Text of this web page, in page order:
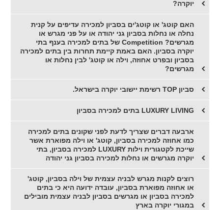
יוקרה?
האם קוטג' או קוטג'ים בסביון למכירה עדיפים על קנית
נחלה או נחלות בסביון גני יהודה או על פני מגרש או
מגרשים? Competition של בתים למכירה בענף בתי
יוקרה בסביון. האם באמת קיימת תחרות בין בתים למכירה
בסביון ובפרט אחוזה, וילה או קוטג' לבין נחלות או
מגרשים?
סביון TOP רשימת יישובי יוקרה בישראל.
LUXURY LIVING בתים למכירה בסביון
ארבעה דברים שצריך לדעת לפני שקונים בתים למכירה
כמו אחוזה למכירה בסביון, קוטג' או וילה מפוארת אשר
שייכת לקטגורית וילות LUXURY למכירה בסביון, בתי
יוקרה מגרשים או נחלות למכירה בסביון גני יהודה
רוצים לקנות מגרש לבניה עצמית של וילה בסביון, קוטג'
או אחוזה מפוארת בסביון, עובדה ידועה היא כי בתים
למכירה בסביון או מגרשים בסביון לבניה עצמית מובילים
במגורי יוקרה בארץ